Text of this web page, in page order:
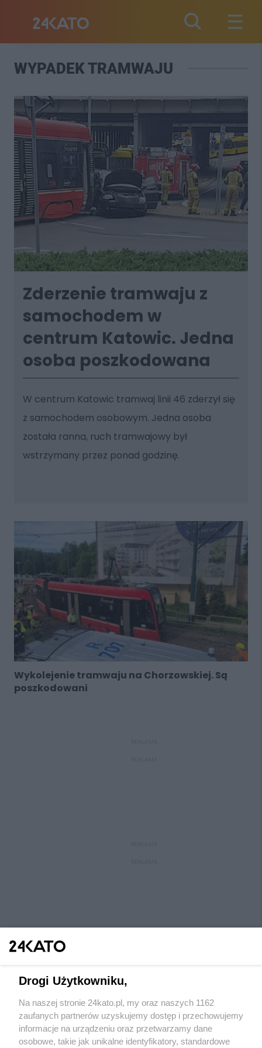
WYPADEK TRAMWAJU
Zderzenie tramwaju z
samochodem w
centrum Katowic. Jedna
osoba poszkodowana
W centrum Katowic tramwaj linii 46 zderzył się
z samochodem osobowym. Jedna osoba
została ranna, ruch tramwajowy był
wstrzymany przez ponad godzinę.
Wykolejenie tramwaju na Chorzowskiej. Są
poszkodowani
Wydawca mediów lokalnych
Drogi Użytkowniku,
Na naszej stronie 24kato.pl, my oraz naszych 1162
zaufanych partnerów uzyskujemy dostęp i przechowujemy
informacje na urządzeniu oraz przetwarzamy dane
osobowe, takie jak unikalne identyfikatory, standardowe